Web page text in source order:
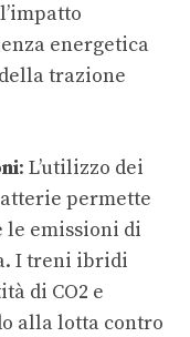
energetica
trazione
: L’utilizzo dei
permette
emissioni di
I treni ibridi
di CO2 e
alla lotta contro